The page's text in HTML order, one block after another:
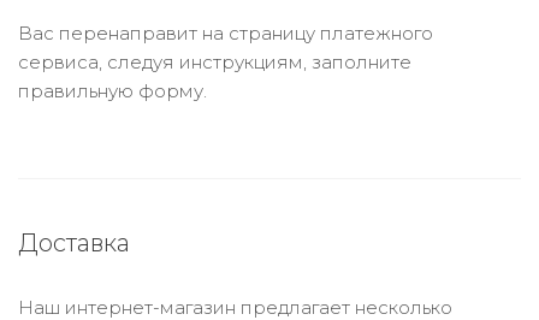
Вас перенаправит на страницу платежного
сервиса, следуя инструкциям, заполните
правильную форму.
Доставка
Наш интернет-магазин предлагает несколько